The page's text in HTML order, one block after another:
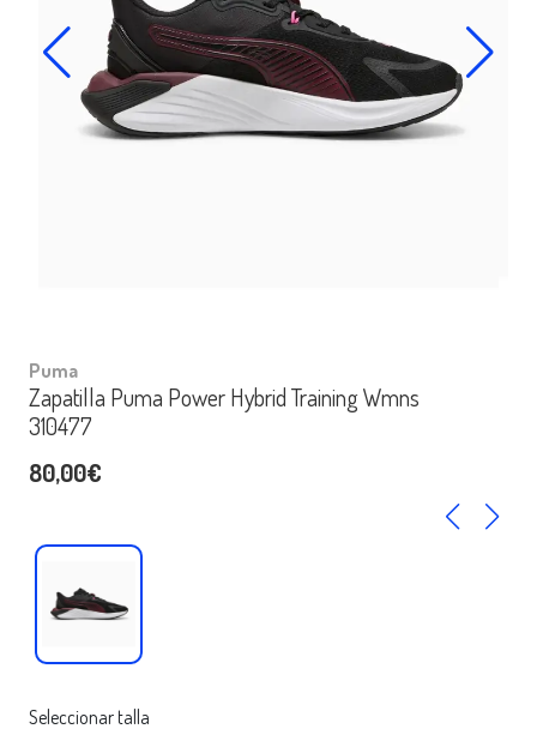
Puma
Zapatilla Puma Power Hybrid Training Wmns
310477
80,00€
Seleccionar talla